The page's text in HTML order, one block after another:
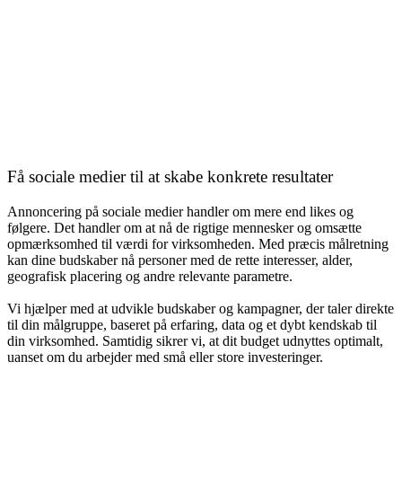
Få sociale medier til at skabe konkrete resultater
Annoncering på sociale medier handler om mere end likes og
følgere. Det handler om at nå de rigtige mennesker og omsætte
opmærksomhed til værdi for virksomheden. Med præcis målretning
kan dine budskaber nå personer med de rette interesser, alder,
geografisk placering og andre relevante parametre.
Vi hjælper med at udvikle budskaber og kampagner, der taler direkte
til din målgruppe, baseret på erfaring, data og et dybt kendskab til
din virksomhed. Samtidig sikrer vi, at dit budget udnyttes optimalt,
uanset om du arbejder med små eller store investeringer.